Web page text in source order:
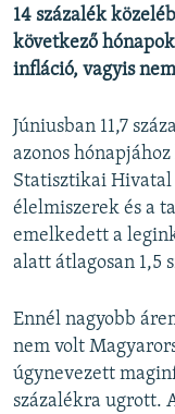
Valamennyi
14 százalék
következő
infláció, vagyis
Júniusban 11,7
azonos hónapjához
Statisztikai Hivatal
élelmiszerek és a
emelkedett a
alatt átlagosan 1,5
Ennél nagyobb
nem volt
úgynevezett
százalékra ugrott.